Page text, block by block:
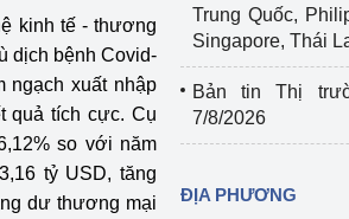
môi trường
bạn
Bắc
Trung
Nam
Á – châu Phi
kinh tế - thương
dịch bệnh Covid-
ngạch xuất nhập
quả tích cực. Cụ
so với năm
tỷ USD, tăng
dư thương mại
Trung Quốc,
Singapore, Thái
Bản tin Thị
7/8/2026
ĐỊA PHƯƠNG